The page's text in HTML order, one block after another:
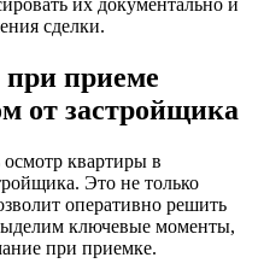
их документально и
сделки.
приеме
от застройщика
квартиры в
Это не только
оперативно решить
ключевые моменты,
при приемке.